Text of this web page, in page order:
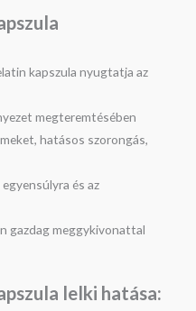
kapszula nyugtatja az
megteremtésében
hatásos szorongás,
és az
gazdag meggykivonattal
lelki hatása: